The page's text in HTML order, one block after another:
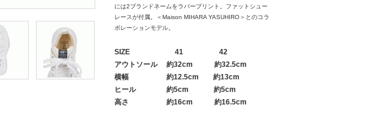
には2ブランドネームをラバープリント。ファットシュー
レースが付属。＜Maison MIHARA YASUHIRO＞とのコラ
ボレーションモデル。
SIZE 41
42
アウトソール約32cm 約32.5cm
横幅 約12.5cm 約13cm
ヒール約5cm 約5cm
高さ
約16cm 約16.5cm